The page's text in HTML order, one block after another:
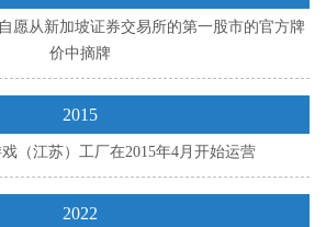
愿从新加坡证券交易所的第一股市的官方牌
价中摘牌
2015
（江苏）工厂在2015年4月开始运营
2022